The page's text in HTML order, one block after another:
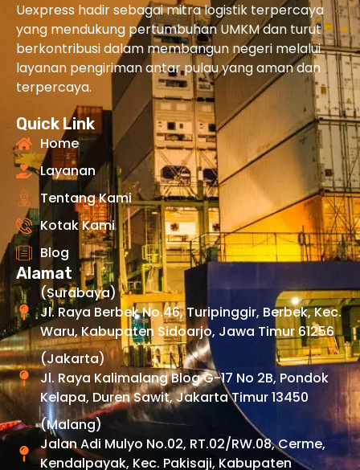
Uexpress hadir sebagai mitra logistik terpercaya
yang mendukung pertumbuhan UMKM dan turut
berkontribusi dalam membangun negeri melalui
layanan pengiriman antar pulau yang aman dan
terpercaya.
Quick Link
Home
Layanan
Tentang Kami
Kotak Kami
Blog
Alamat
(Surabaya)
Jl. Raya Berbek No.46, Turipinggir, Berbek, Kec.
Waru, Kabupaten Sidoarjo, Jawa Timur 61256
(Jakarta)
Jl. Raya Kalimalang Blog G-17 No 2B, Pondok
Kelapa, Duren Sawit, Jakarta Timur 13450
(Malang)
Jalan Adi Mulyo No.02, RT.02/RW.08, Cerme,
Kendalpayak, Kec. Pakisaji, Kabupaten